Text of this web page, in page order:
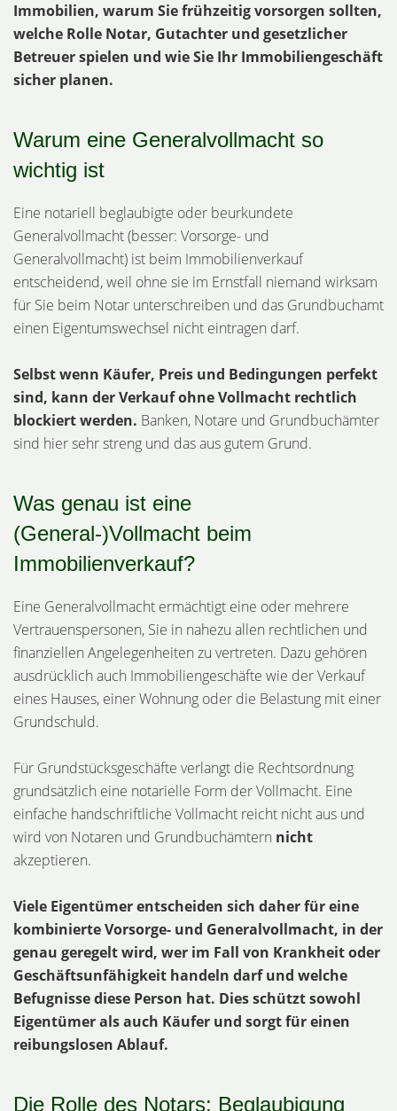
Immobilien, warum Sie frühzeitig vorsorgen sollten,
welche Rolle Notar, Gutachter und gesetzlicher
Betreuer spielen und wie Sie Ihr Immobiliengeschäft
sicher planen.
Warum eine Generalvollmacht so
wichtig ist
Eine notariell beglaubigte oder beurkundete
Generalvollmacht (besser: Vorsorge- und
Generalvollmacht) ist beim Immobilienverkauf
entscheidend, weil ohne sie im Ernstfall niemand wirksam
für Sie beim Notar unterschreiben und das Grundbuchamt
einen Eigentumswechsel nicht eintragen darf.
Selbst wenn Käufer, Preis und Bedingungen perfekt
sind, kann der Verkauf ohne Vollmacht rechtlich
blockiert werden. Banken, Notare und Grundbuchämter
sind hier sehr streng und das aus gutem Grund.
Was genau ist eine
(General-)Vollmacht beim
Immobilienverkauf?
Eine Generalvollmacht ermächtigt eine oder mehrere
Vertrauenspersonen, Sie in nahezu allen rechtlichen und
finanziellen Angelegenheiten zu vertreten. Dazu gehören
ausdrücklich auch Immobiliengeschäfte wie der Verkauf
eines Hauses, einer Wohnung oder die Belastung mit einer
Grundschuld.
Für Grundstücksgeschäfte verlangt die Rechtsordnung
grundsätzlich eine notarielle Form der Vollmacht. Eine
einfache handschriftliche Vollmacht reicht nicht aus und
wird von Notaren und Grundbuchämtern nicht
akzeptieren.
Viele Eigentümer entscheiden sich daher für eine
kombinierte Vorsorge- und Generalvollmacht, in der
genau geregelt wird, wer im Fall von Krankheit oder
Geschäftsunfähigkeit handeln darf und welche
Befugnisse diese Person hat. Dies schützt sowohl
Eigentümer als auch Käufer und sorgt für einen
reibungslosen Ablauf.
Die Rolle des Notars: Beglaubigung